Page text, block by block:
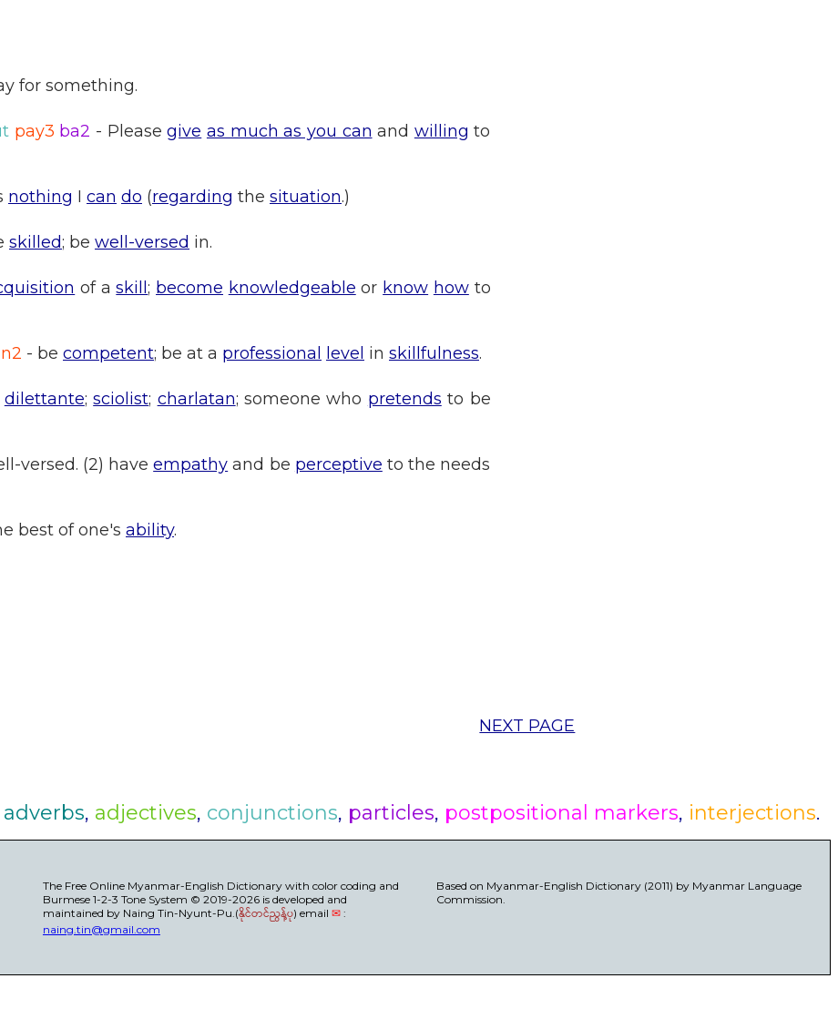
for something.
pay3 ba2 - Pleasegive as much as you can and willing to
nothing I can do (regarding the situation.)
skilled; be well-versed in.
of askill; become knowledgeable or know howto
- be competent; be at a professional level in skillfulness.
dilettante;sciolist; charlatan; someone who pretends to be
versed. (2) haveempathy and be perceptive to the needs
best of one's ability.
NEXT PAGE
adverbs, adjectives, conjunctions, particles, postpositional markers, interjections.
The Free Online Myanmar-English Dictionary with color coding and
Burmese 1-2-3 Tone System © 2019-2026 is developed and
maintained by Naing Tin-Nyunt-Pu.(နိုင်တင်ညွန့်ပု) email ✉:
naing.tin@gmail.com
Based on Myanmar-English Dictionary (2011) by Myanmar Language
Commission.